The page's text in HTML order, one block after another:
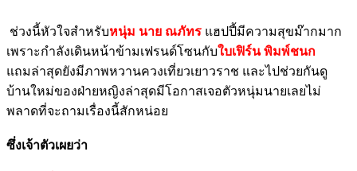
ช่วงนี้หัวใจสำหรับหนุ่ม นาย ณภัทร แฮปปี้มีความสุขม๊ากมาก
เพราะกำลังเดินหน้าข้ามเฟรนด์โซนกับใบเฟิร์น พิมพ์ชนก
แถมล่าสุดยังมีภาพหวานควงเที่ยวเยาวราช และไปช่วยกันดู
บ้านใหม่ของฝ่ายหญิงล่าสุดมีโอกาสเจอตัวหนุ่มนายเลยไม่
พลาดที่จะถามเรื่องนี้สักหน่อย
ซึ่งเจ้าตัวเผยว่า